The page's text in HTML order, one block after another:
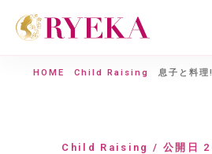
HOME Child Raising 息子と料理!
Child Raising / 公開日